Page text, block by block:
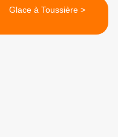
Glace à Toussière >